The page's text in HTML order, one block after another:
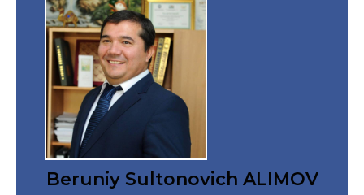
Beruniy Sultonovich ALIMOV